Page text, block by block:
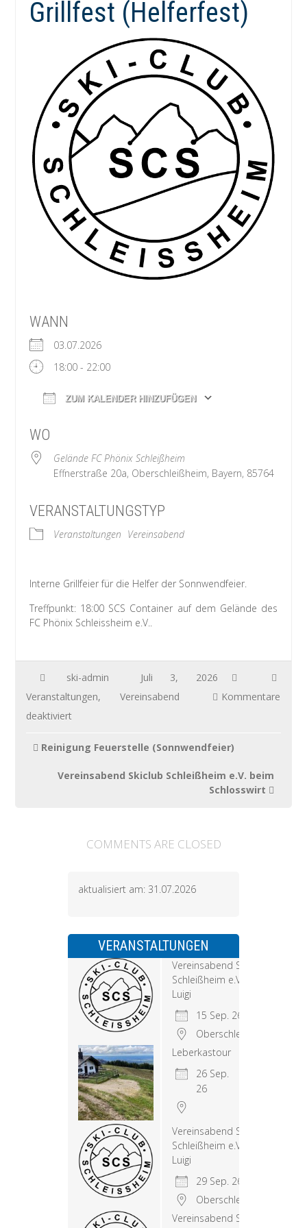
Grillfest (Helferfest)
WANN
03.07.2026
18:00 - 22:00
ZUM KALENDER HINZUFÜGEN
WO
Gelände FC Phönix Schleißheim
Effnerstraße 20a, Oberschleißheim, Bayern, 85764
VERANSTALTUNGSTYP
Veranstaltungen Vereinsabend
Interne Grillfeier für die Helfer der Sonnwendfeier.
Treffpunkt: 18:00 SCS Container auf dem Gelände des
FC Phönix Schleissheim e.V..
ski-admin
Juli 3, 2026
Veranstaltungen,Vereinsabend
Kommentare
deaktiviertfür
(Helferfest)
Beitragsnavigation
Reinigung Feuerstelle (Sonnwendfeier)
Vereinsabend Skiclub Schleißheim e.V. beim
Schlosswirt
COMMENTS ARE CLOSED
aktualisiert am: 31.07.2026
VERANSTALTUNGEN
Vereinsabend Skiclub
Schleißheim e.V. bei
Luigi
15 Sep. 26
Oberschleißheim
Leberkastour
26 Sep.
26
Vereinsabend Skiclub
Schleißheim e.V. bei
Luigi
29 Sep. 26
Oberschleißheim
Vereinsabend Skiclub